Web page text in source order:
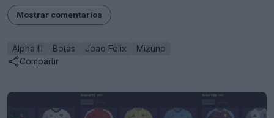
Mostrar comentarios
Alpha III Botas Joao Felix
Mizuno
Compartir